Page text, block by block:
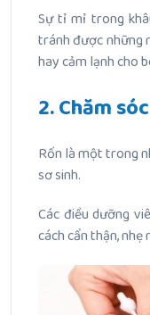
Sự tỉ mỉ trong
tránh được những
hay cảm lạnh cho
2. Chăm
Rốn là một trong
sơ sinh.
Các điều dưỡng
cách cẩn thận, nhẹ